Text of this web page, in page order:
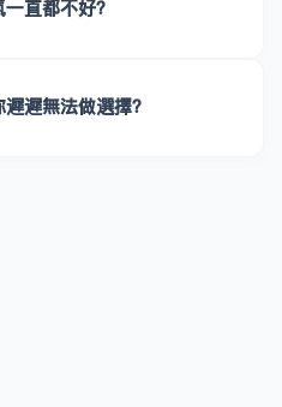
直都不好？
遲無法做選擇？